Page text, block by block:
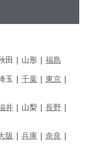
田 | 山形 | 福島
玉 | 千葉 | 東京 |
井 | 山梨 | 長野 |
阪 | 兵庫 | 奈良 |